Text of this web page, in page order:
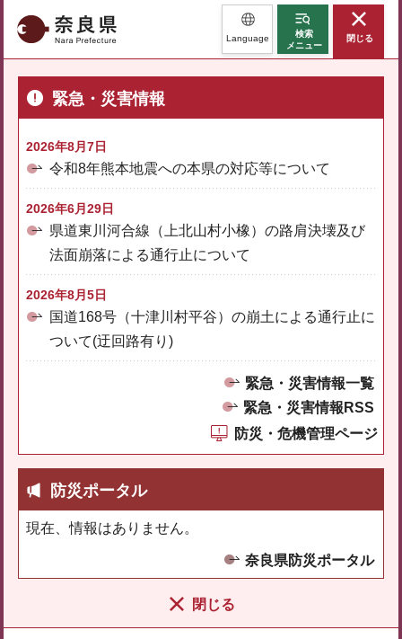
奈良県 Language
検索
メニュー
閉じる
緊急・災害情報
2026年8月7日
令和8年熊本地震への本県の対応等について
2026年6月29日
県道東川河合線（上北山村小橡）の路肩決壊及び
法面崩落による通行止について
2026年8月5日
国道168号（十津川村平谷）の崩土による通行止に
ついて(迂回路有り)
緊急・災害情報一覧
緊急・災害情報RSS
防災・危機管理ページ
防災ポータル
現在、情報はありません。
奈良県防災ポータル
閉じる